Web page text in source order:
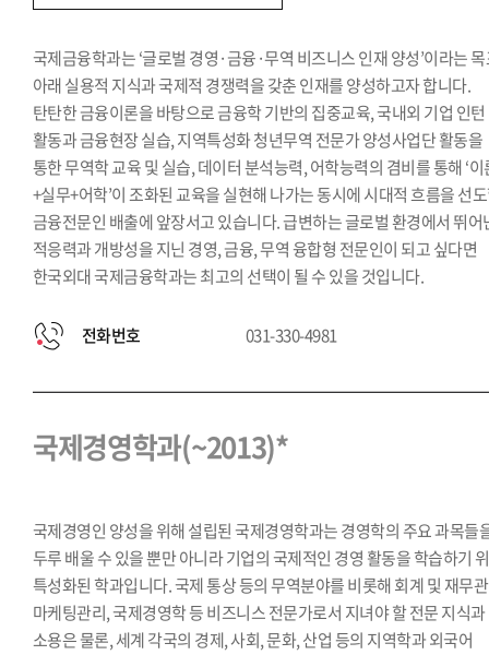
국제금융학과는 ‘글로벌 경영·금융·무역 비즈니스 인재 양성’이라는
아래 실용적 지식과 국제적 경쟁력을 갖춘 인재를 양성하고자 합니다.
탄탄한 금융이론을 바탕으로 금융학 기반의 집중교육, 국내외 기업 인턴
활동과 금융현장 실습, 지역특성화 청년무역 전문가 양성사업단 활동을
통한 무역학 교육 및 실습, 데이터 분석능력, 어학능력의 겸비를 통해 ‘이
+실무+어학’이 조화된 교육을 실현해 나가는 동시에 시대적 흐름을 선
금융전문인 배출에 앞장서고 있습니다. 급변하는 글로벌 환경에서 뛰어
적응력과 개방성을 지닌 경영, 금융, 무역 융합형 전문인이 되고 싶다면
한국외대 국제금융학과는 최고의 선택이 될 수 있을 것입니다.
전화번호 031-330-4981
국제경영학과(~2013)*
국제경영인 양성을 위해 설립된 국제경영학과는 경영학의 주요 과목들
두루 배울 수 있을 뿐만 아니라 기업의 국제적인 경영 활동을 학습하기
특성화된 학과입니다. 국제 통상 등의 무역분야를 비롯해 회계 및 재무
마케팅관리, 국제경영학 등 비즈니스 전문가로서 지녀야 할 전문 지식과
소용은 물론, 세계 각국의 경제, 사회, 문화, 산업 등의 지역학과 외국어